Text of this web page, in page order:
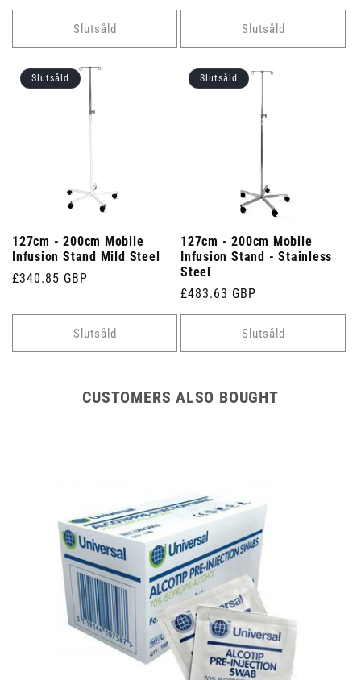
pris
Slutsåld Slutsåld
Slutsåld
127cm - 200cm Mobile
Infusion Stand Mild Steel
Ordinarie
£340.85 GBP
Slutsåld
Slutsåld
127cm - 200cm Mobile
Infusion Stand - Stainless
Steel
Ordinarie
pris
£483.63 GBP
Slutsåld
CUSTOMERS ALSO BOUGHT